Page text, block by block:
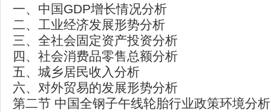
一、中国GDP增长情况分析
二、工业经济发展形势分析
三、全社会固定资产投资分析
四、社会消费品零售总额分析
五、城乡居民收入分析
六、对外贸易的发展形势分析
第二节 中国全钢子午线轮胎行业政策环境分析